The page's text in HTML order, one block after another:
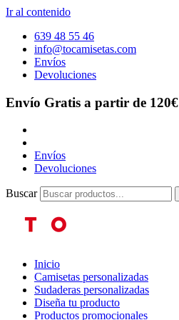
Ir al contenido
639 48 55 46
info@tocamisetas.com
Envíos
Devoluciones
Envío Gratis a partir de 120€
Envíos
Devoluciones
Buscar
Inicio
Camisetas personalizadas
Sudaderas personalizadas
Diseña tu producto
Productos promocionales